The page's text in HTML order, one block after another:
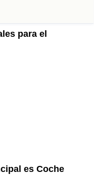
para el
es Coche